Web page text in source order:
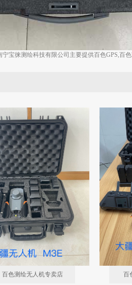
宝徕测绘科技有限公司主要提供百色GPS,百
百色测绘无人机专卖店 百